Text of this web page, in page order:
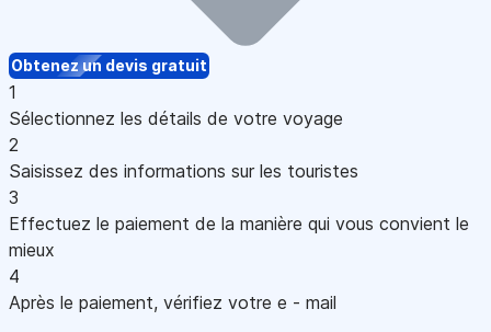
Obtenez un devis gratuit
1
Sélectionnez les détails de votre voyage
2
Saisissez des informations sur les touristes
3
Effectuez le paiement de la manière qui vous convient le
mieux
4
Après le paiement, vérifiez votre e - mail